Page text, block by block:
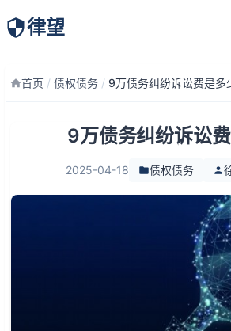
律望
律师团队
首页 / 债权债务 / 9万债务纠纷诉讼费是多
9万债务纠纷诉讼
2025-04-18 债权债务